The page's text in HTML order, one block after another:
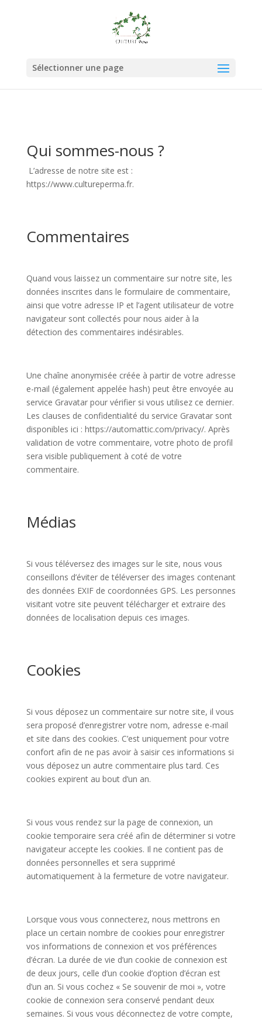
Sélectionner une page
Qui sommes-nous ?
L’adresse de notre site est :
https://www.cultureperma.fr.
Commentaires
Quand vous laissez un commentaire sur notre site, les
données inscrites dans le formulaire de commentaire,
ainsi que votre adresse IP et l’agent utilisateur de votre
navigateur sont collectés pour nous aider à la
détection des commentaires indésirables.
Une chaîne anonymisée créée à partir de votre adresse
e-mail (également appelée hash) peut être envoyée au
service Gravatar pour vérifier si vous utilisez ce dernier.
Les clauses de confidentialité du service Gravatar sont
disponibles ici : https://automattic.com/privacy/. Après
validation de votre commentaire, votre photo de profil
sera visible publiquement à coté de votre
commentaire.
Médias
Si vous téléversez des images sur le site, nous vous
conseillons d’éviter de téléverser des images contenant
des données EXIF de coordonnées GPS. Les personnes
visitant votre site peuvent télécharger et extraire des
données de localisation depuis ces images.
Cookies
Si vous déposez un commentaire sur notre site, il vous
sera proposé d’enregistrer votre nom, adresse e-mail
et site dans des cookies. C’est uniquement pour votre
confort afin de ne pas avoir à saisir ces informations si
vous déposez un autre commentaire plus tard. Ces
cookies expirent au bout d’un an.
Si vous vous rendez sur la page de connexion, un
cookie temporaire sera créé afin de déterminer si votre
navigateur accepte les cookies. Il ne contient pas de
données personnelles et sera supprimé
automatiquement à la fermeture de votre navigateur.
Lorsque vous vous connecterez, nous mettrons en
place un certain nombre de cookies pour enregistrer
vos informations de connexion et vos préférences
d’écran. La durée de vie d’un cookie de connexion est
de deux jours, celle d’un cookie d’option d’écran est
d’un an. Si vous cochez « Se souvenir de moi », votre
cookie de connexion sera conservé pendant deux
semaines. Si vous vous déconnectez de votre compte,